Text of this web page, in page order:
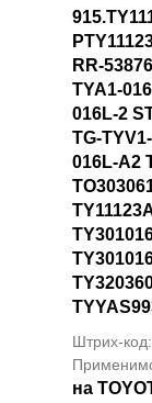
RR-
TYA1-
016L-2
TG-
016L-A2
Штрих-
на